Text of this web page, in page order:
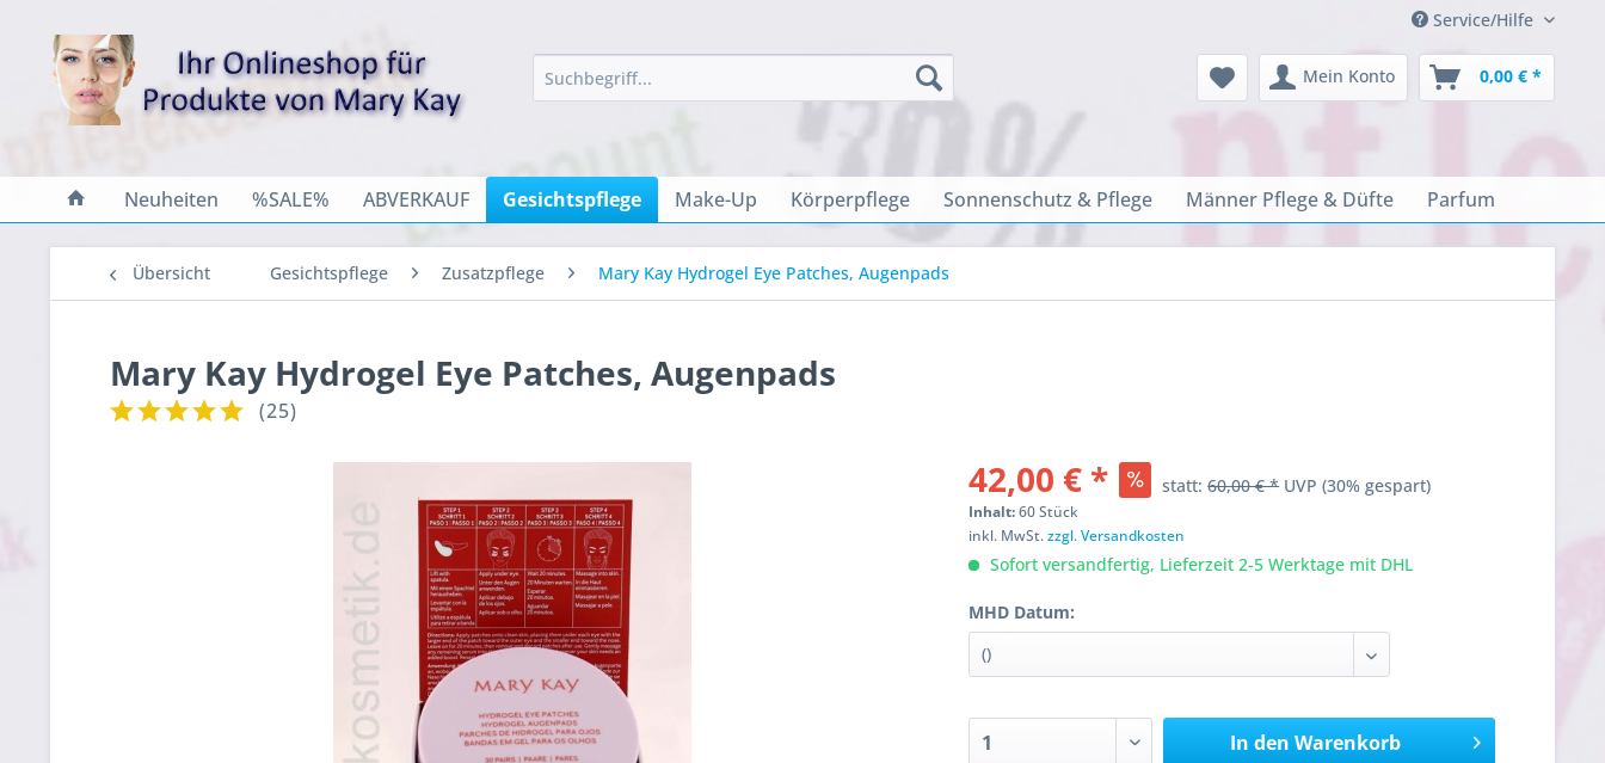
Service/Hilfe
Mein Konto 0,00 € *
Neuheiten %SALE% ABVERKAUF Gesichtspflege Make-Up Körperpflege Sonnenschutz & Pflege Männer Pflege & Düfte Parfum
Übersicht Gesichtspflege Zusatzpflege Mary Kay Hydrogel Eye Patches, Augenpads
Mary Kay Hydrogel Eye Patches, Augenpads
(25)
42,00 € * statt:60,00 € *UVP(30% gespart)
Inhalt:60 Stück
inkl. MwSt.zzgl. Versandkosten
Sofort versandfertig, Lieferzeit 2-5 Werktage mit DHL
MHD Datum:
In den Warenkorb